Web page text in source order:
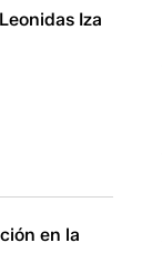
Iza
en la